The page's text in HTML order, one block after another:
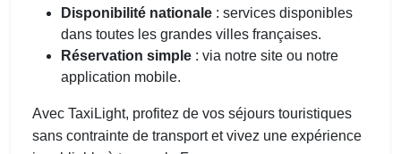
Disponibilité nationale : services disponibles
dans toutes les grandes villes françaises.
Réservation simple : via notre site ou notre
application mobile.
Avec TaxiLight, profitez de vos séjours touristiques
sans contrainte de transport et vivez une expérience